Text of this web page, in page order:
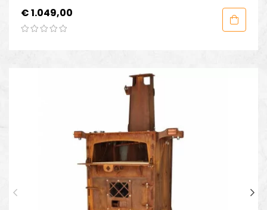
Prijs
€ 1.049,00